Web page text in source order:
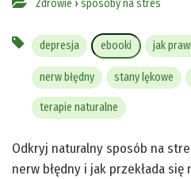
Zdrowie › sposoby na stres
depresja ebooki jak
nerw błędny stany lękowe
terapie naturalne
Odkryj naturalny sposób na
nerw błędny i jak przekłada